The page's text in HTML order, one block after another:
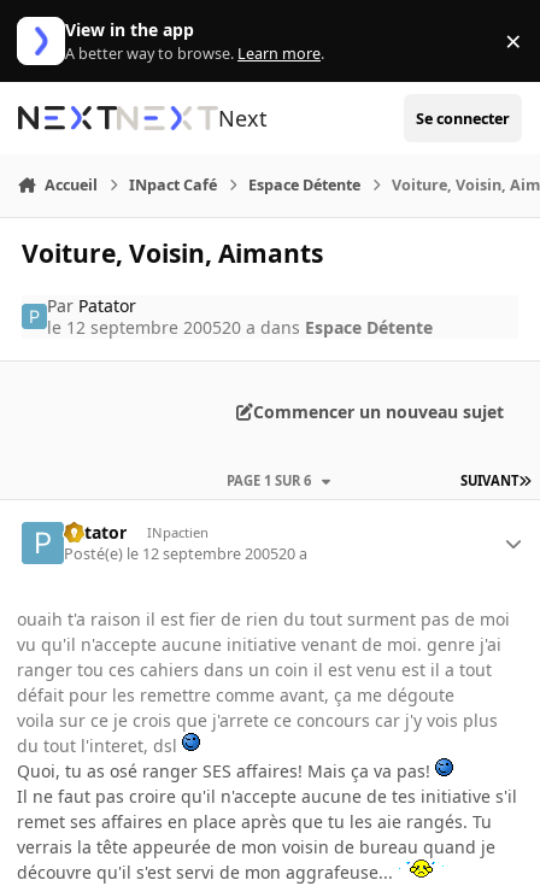
Aller au contenu
View in the app
A better way to browse. Learn more. ×
Next Se connecter
Accueil INpact Café Espace Détente Voiture, Voisin,
Voiture, Voisin, Aimants
Par Patator
le 12 septembre 200520 a dans Espace Détente
Commencer un nouveau sujet
SUIVANT
PAGE 1 SUR 6
Patator INpactien
Posté(e) le 12 septembre 200520 a
ouaih t'a raison il est fier de rien du tout surment pas de moi
vu qu'il n'accepte aucune initiative venant de moi. genre j'ai
ranger tou ces cahiers dans un coin il est venu est il a tout
défait pour les remettre comme avant, ça me dégoute
voila sur ce je crois que j'arrete ce concours car j'y vois plus
du tout l'interet, dsl
Quoi, tu as osé ranger SES affaires! Mais ça va pas!
Il ne faut pas croire qu'il n'accepte aucune de tes initiative s'il
remet ses affaires en place après que tu les aie rangés. Tu
verrais la tête appeurée de mon voisin de bureau quand je
découvre qu'il s'est servi de mon aggrafeuse...